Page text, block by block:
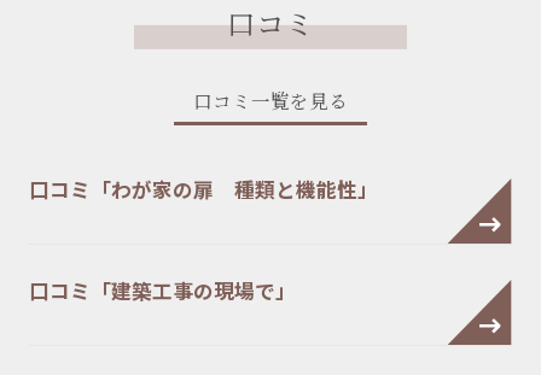
口コミ
口コミ一覧を見る
口コミ「わが家の扉 種類と機能性」
口コミ「建築工事の現場で」